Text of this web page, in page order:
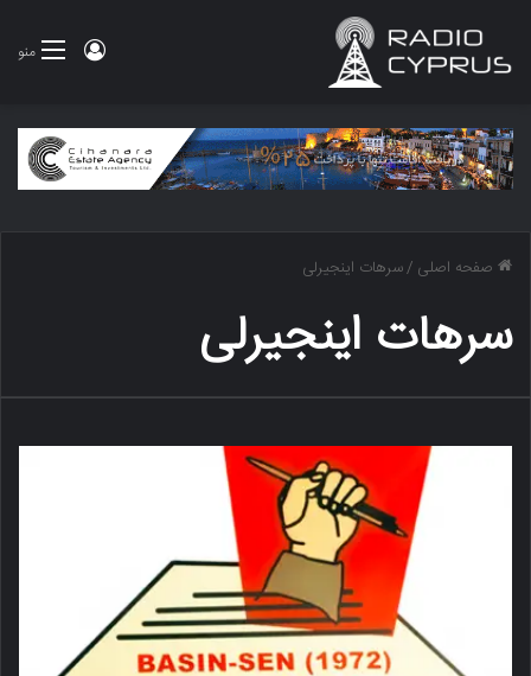
منو ورود
صفحه اصلی /سرهات اینجیرلی
سرهات اینجیرلی